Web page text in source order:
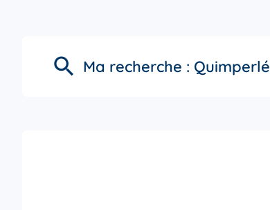
Ma recherche : Quimperlé